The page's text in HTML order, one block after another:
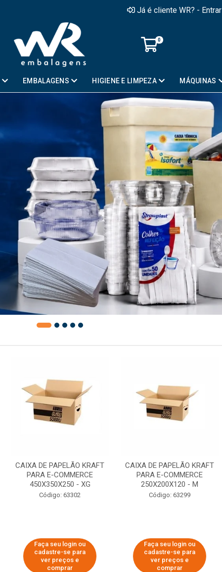
Já é cliente WR? - Entrar
0
EMBALAGENS HIGIENE E LIMPEZA MÁQUINAS
CAIXA DE PAPELÃO KRAFT
PARA E-COMMERCE
450X350X250 - XG
Código: 63302
Faça seu login ou
cadastre-se para
ver preços e
comprar
CAIXA DE PAPELÃO KRAFT
PARA E-COMMERCE
250X200X120 - M
Código: 63299
Faça seu login ou
cadastre-se para
ver preços e
comprar